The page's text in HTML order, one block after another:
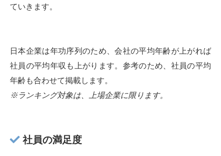
ていきます。
日本企業は年功序列のため、会社の平均年齢が上がれば
社員の平均年収も上がります。参考のため、社員の平均
年齢も合わせて掲載します。
※ランキング対象は、上場企業に限ります。
社員の満足度